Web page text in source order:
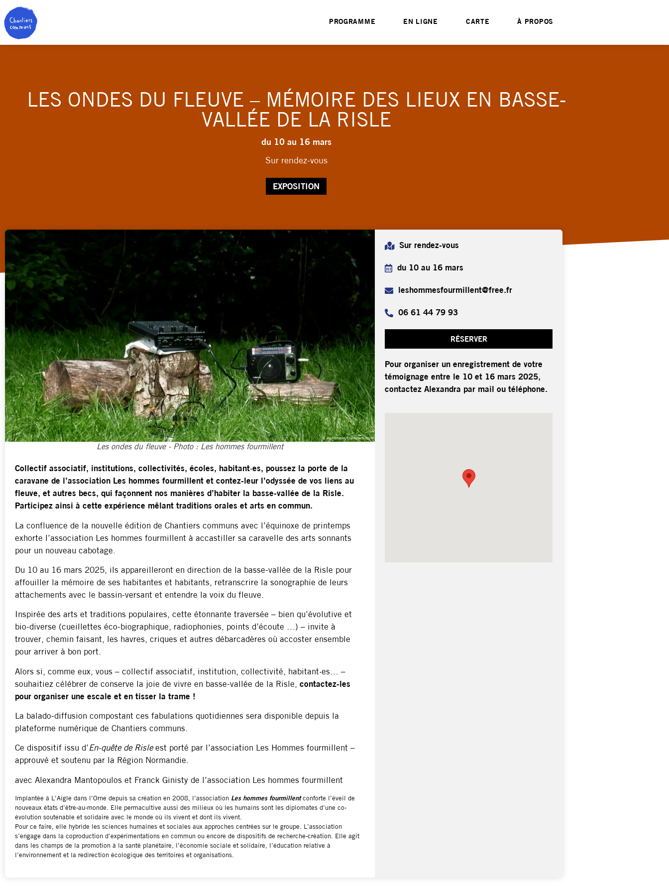
PROGRAMME EN LIGNE CARTE À PROPOS
LES ONDES DU FLEUVE – MÉMOIRE DES LIEUX EN BASSE-
VALLÉE DE LA RISLE
du 10 au 16 mars
Sur rendez-vous
EXPOSITION
Les ondes du fleuve - Photo : Les hommes fourmillent
Collectif associatif, institutions, collectivités, écoles, habitant·es, poussez la porte de la
caravane de l’association Les hommes fourmillent et contez-leur l’odyssée de vos liens au
fleuve, et autres becs, qui façonnent nos manières d’habiter la basse-vallée de la Risle.
Participez ainsi à cette expérience mêlant traditions orales et arts en commun.
La confluence de la nouvelle édition de Chantiers communs avec l’équinoxe de printemps
exhorte l’association Les hommes fourmillent à accastiller sa caravelle des arts sonnants
pour un nouveau cabotage.
Du 10 au 16 mars 2025, ils appareilleront en direction de la basse-vallée de la Risle pour
affouiller la mémoire de ses habitantes et habitants, retranscrire la sonographie de leurs
attachements avec le bassin-versant et entendre la voix du fleuve.
Inspirée des arts et traditions populaires, cette étonnante traversée – bien qu’évolutive et
bio-diverse (cueillettes éco-biographique, radiophonies, points d’écoute …) – invite à
trouver, chemin faisant, les havres, criques et autres débarcadères où accoster ensemble
pour arriver à bon port.
Alors si, comme eux, vous – collectif associatif, institution, collectivité, habitant·es… –
souhaitiez célébrer de conserve la joie de vivre en basse-vallée de la Risle, contactez-les
pour organiser une escale et en tisser la trame !
La balado-diffusion compostant ces fabulations quotidiennes sera disponible depuis la
plateforme numérique de Chantiers communs.
Ce dispositif issu d’ En-quête de Risleest porté par l’association Les Hommes fourmillent –
approuvé et soutenu par la Région Normandie.
avec Alexandra Mantopoulos et Franck Ginisty de l’association Les hommes fourmillent
Implantée à L’Aigle dans l’Orne depuis sa création en 2008, l’association Les hommes fourmillent conforte l’éveil de
nouveaux états d’être-au-monde. Elle permacultive aussi des milieux où les humains sont les diplomates d’une co-
évolution soutenable et solidaire avec le monde où ils vivent et dont ils vivent.
Pour ce faire, elle hybride les sciences humaines et sociales aux approches centrées sur le groupe. L’association
s’engage dans la coproduction d’expérimentations en commun ou encore de dispositifs de recherche-création. Elle agit
dans les champs de la promotion à la santé planétaire, l’économie sociale et solidaire, l’éducation relative à
l’environnement et la redirection écologique des territoires et organisations.
Sur rendez-vous
du 10 au 16 mars
leshommesfourmillent@free.fr
06 61 44 79 93
RÉSERVER
Pour organiser un enregistrement de votre
témoignage entre le 10 et 16 mars 2025,
contactez Alexandra par mail ou téléphone.